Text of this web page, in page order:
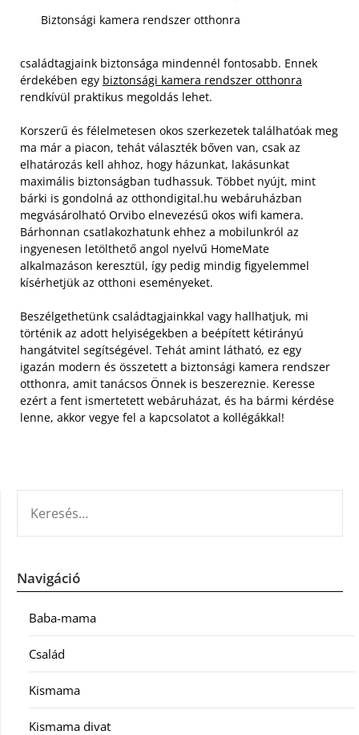
Biztonsági kamera rendszer otthonra
családtagjaink biztonsága mindennél fontosabb. Ennek
érdekében egy biztonsági kamera rendszer otthonra
rendkívül praktikus megoldás lehet.
Korszerű és félelmetesen okos szerkezetek találhatóak meg
ma már a piacon, tehát választék bőven van, csak az
elhatározás kell ahhoz, hogy házunkat, lakásunkat
maximális biztonságban tudhassuk. Többet nyújt, mint
bárki is gondolná az otthondigital.hu webáruházban
megvásárolható Orvibo elnevezésű okos wifi kamera.
Bárhonnan csatlakozhatunk ehhez a mobilunkról az
ingyenesen letölthető angol nyelvű HomeMate
alkalmazáson keresztül, így pedig mindig figyelemmel
kísérhetjük az otthoni eseményeket.
Beszélgethetünk családtagjainkkal vagy hallhatjuk, mi
történik az adott helyiségekben a beépített kétirányú
hangátvitel segítségével. Tehát amint látható, ez egy
igazán modern és összetett a biztonsági kamera rendszer
otthonra, amit tanácsos Önnek is beszereznie. Keresse
ezért a fent ismertetett webáruházat, és ha bármi kérdése
lenne, akkor vegye fel a kapcsolatot a kollégákkal!
Navigáció
Baba-mama
Család
Kismama
Kismama divat